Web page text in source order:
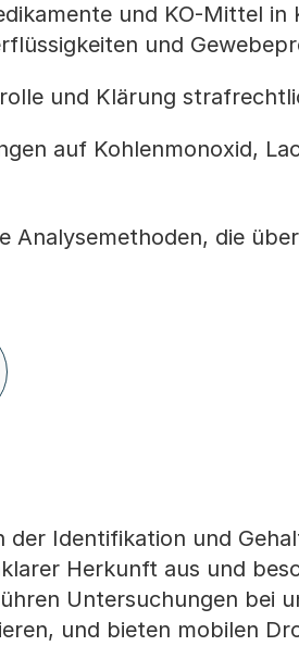
und KO-Mittel in
und
und Klärung
auf Kohlenmonoxid,
Analysemethoden, die
der Identifikation und
Herkunft aus und
Untersuchungen bei
und bieten mobilen